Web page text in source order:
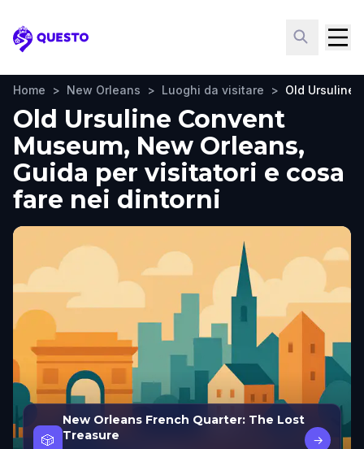
Questo
Home > New Orleans > Luoghi da visitare > Old Ursuline
Old Ursuline Convent
Museum, New Orleans,
Guida per visitatori e cosa
fare nei dintorni
🎲
New Orleans French Quarter: The Lost
Treasure
→